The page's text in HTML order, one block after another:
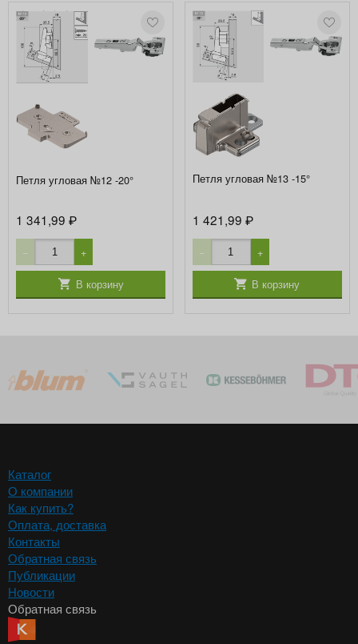
Петля угловая №12 -20°
1 341,99₽
− +
В корзину
Петля угловая №13 -15°
1 421,99 ₽
− +
В корзину
Каталог
О компании
Как купить?
Оплата, доставка
Контакты
Обратная связь
Публикации
Новости
Обратная связь